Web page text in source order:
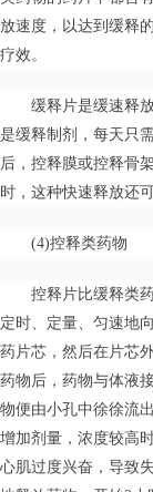
放速度，以达到缓释
疗效。
缓释片是缓速释
是缓释制剂，每天只
后，控释膜或控释骨
时，这种快速释放还
(4)控释类药物
控释片比缓释类
定时、定量、匀速地
药片芯，然后在片芯
药物后，药物与体液
物便由小孔中徐徐流
增加剂量，浓度较高
心肌过度兴奋，导致